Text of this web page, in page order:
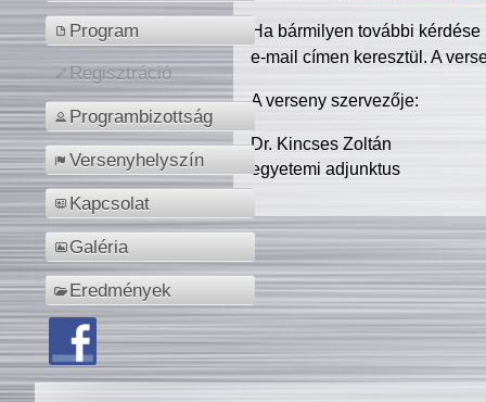
Program
Regisztráció
Programbizottság
Versenyhelyszín
Kapcsolat
Galéria
Eredmények
Ha bármilyen további
e-mail címen keresztül. A
A verseny szervezője:
Dr. Kincses Zoltán
egyetemi adjunktus